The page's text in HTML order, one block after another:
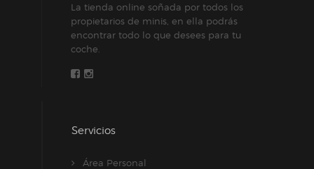
La tienda online soñada por todos los
propietarios de minis, en ella podrás
encontrar todo lo que desees para tu
coche.
Servicios
Área Personal